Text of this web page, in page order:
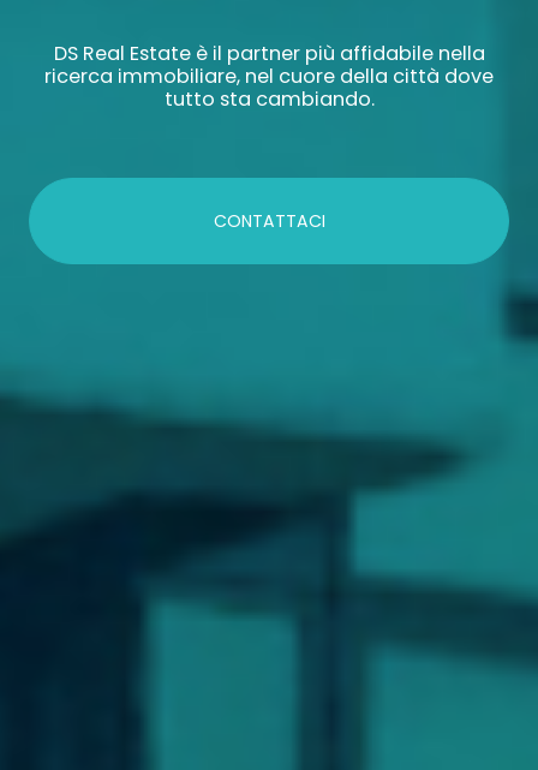
DS Real Estate è il partner più affidabile nella
ricerca immobiliare, nel cuore della città dove
tutto sta cambiando.
CONTATTACI